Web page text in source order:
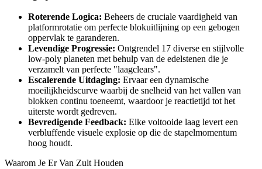
Roterende Logica: Beheers de cruciale vaardigheid van
platformrotatie om perfecte blokuitlijning op een gebogen
oppervlak te garanderen.
Levendige Progressie: Ontgrendel 17 diverse en stijlvolle
low-poly planeten met behulp van de edelstenen die je
verzamelt van perfecte "laagclears".
Escalerende Uitdaging: Ervaar een dynamische
moeilijkheidscurve waarbij de snelheid van het vallen van
blokken continu toeneemt, waardoor je reactietijd tot het
uiterste wordt gedreven.
Bevredigende Feedback: Elke voltooide laag levert een
verbluffende visuele explosie op die de stapelmomentum
hoog houdt.
Waarom Je Er Van Zult Houden